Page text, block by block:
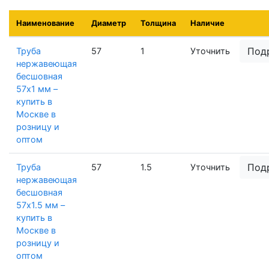
Наименование Диаметр Толщина Наличие
Труба
нержавеющая
бесшовная
57х1 мм –
купить в
Москве в
розницу и
оптом
57 1 Уточнить
Труба
нержавеющая
бесшовная
57х1.5 мм –
купить в
Москве в
розницу и
оптом
57 1.5 Уточнить